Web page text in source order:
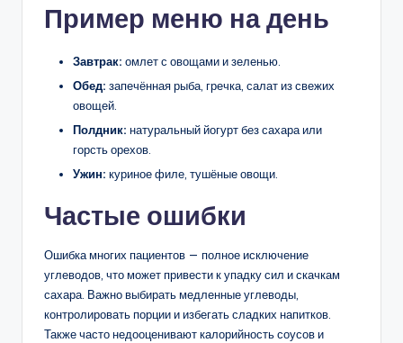
Пример меню на день
Завтрак: омлет с овощами и зеленью.
Обед: запечённая рыба, гречка, салат из свежих
овощей.
Полдник: натуральный йогурт без сахара или
горсть орехов.
Ужин: куриное филе, тушёные овощи.
Частые ошибки
Ошибка многих пациентов — полное исключение
углеводов, что может привести к упадку сил и скачкам
сахара. Важно выбирать медленные углеводы,
контролировать порции и избегать сладких напитков.
Также часто недооценивают калорийность соусов и